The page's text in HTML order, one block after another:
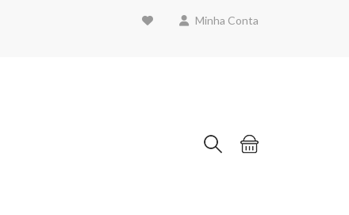
Minha Conta